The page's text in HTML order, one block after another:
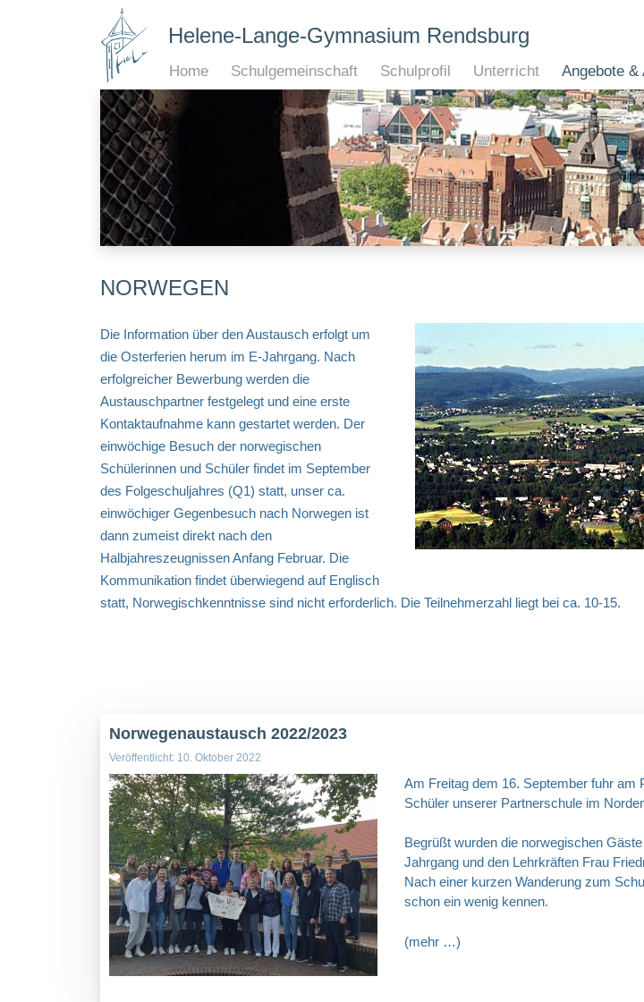
Helene-Lange-Gymnasium Rendsburg
Home Schulgemeinschaft Schulprofil Unterricht Angebote &
NORWEGEN
Die Information über den Austausch erfolgt um
die Osterferien herum im E-Jahrgang. Nach
erfolgreicher Bewerbung werden die
Austauschpartner festgelegt und eine erste
Kontaktaufnahme kann gestartet werden. Der
einwöchige Besuch der norwegischen
Schülerinnen und Schüler findet im September
des Folgeschuljahres (Q1) statt, unser ca.
einwöchiger Gegenbesuch nach Norwegen ist
dann zumeist direkt nach den
Halbjahreszeugnissen Anfang Februar. Die
Kommunikation findet überwiegend auf Englisch
statt, Norwegischkenntnisse sind nicht erforderlich. Die Teilnehmerzahl liegt bei ca. 10-15.
Norwegenaustausch 2022/2023
Veröffentlicht: 10. Oktober 2022
Am Freitag dem 16. September fuhr am
Schüler unserer Partnerschule im
Begrüßt wurden die norwegischen
Jahrgang und den Lehrkräften Frau
Nach einer kurzen Wanderung zum
schon ein wenig kennen.
(mehr …)